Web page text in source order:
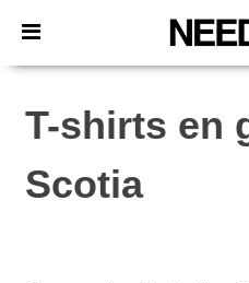
× Appli Needen
Meilleurs prix sur l’app !
T-shirts en
Scotia